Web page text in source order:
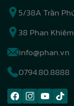
5/38A Trần
38 Phan
info@phan.vn
0794.80.8888